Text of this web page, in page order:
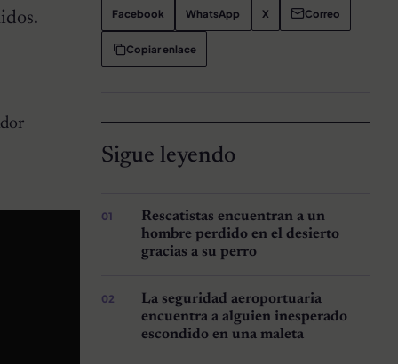
Facebook WhatsApp X Correo
Copiar enlace
Sigue leyendo
Rescatistas encuentran a un
hombre perdido en el desierto
gracias a su perro
La seguridad aeroportuaria
encuentra a alguien inesperado
escondido en una maleta